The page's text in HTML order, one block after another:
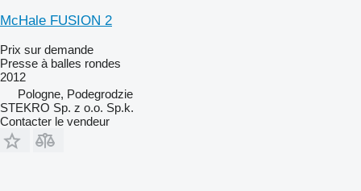
McHale FUSION 2
Prix sur demande
Presse à balles rondes
2012
Pologne, Podegrodzie
STEKRO Sp. z o.o. Sp.k.
Contacter le vendeur